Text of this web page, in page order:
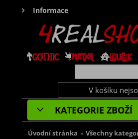
Informace
V košíku
KATEGORIE ZBOŽÍ
Úvodní stránka » Všechny